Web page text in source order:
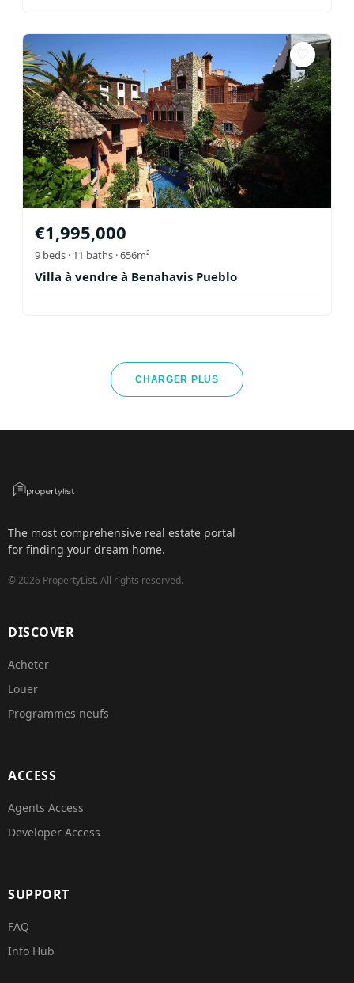
♡
€1,995,000
9 beds · 11 baths · 656m²
Villa à vendre à Benahavis Pueblo
CHARGER PLUS
The most comprehensive real estate portal
for finding your dream home.
©2026 PropertyList. All rights reserved.
DISCOVER
Acheter
Louer
Programmes neufs
ACCESS
Agents Access
Developer Access
SUPPORT
FAQ
Info Hub